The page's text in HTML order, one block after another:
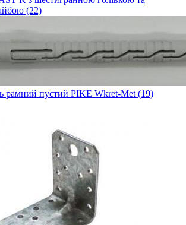
(22)
рамний пустий PIKE Wkret-Met (19)